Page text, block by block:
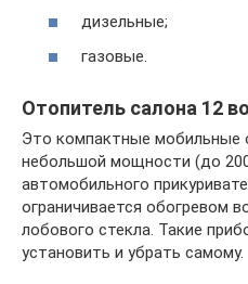
дизельные;
газовые.
Отопитель салона 12
Это компактные мобильные
небольшой мощности (до
автомобильного
ограничивается обогревом
лобового стекла. Такие
установить и убрать самому.